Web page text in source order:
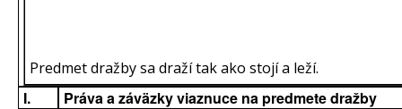
Predmet dražby sa draží tak ako stojí a leží.
I.
Práva a záväzky viaznuce na predmete dražby